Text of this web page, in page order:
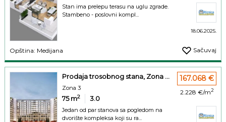
Stan ima prelepu terasu na uglu zgrade.
Stambeno - poslovni kompl...
18.06.2025.
Opština: Medijana Sačuvaj
Prodaja trosobnog stana, Zona ...
Zona 3
75m2 3.0
Jedan od par stanova sa pogledom na
dvorište kompleksa koji su ra...
167.068 €
2.228 €/m2